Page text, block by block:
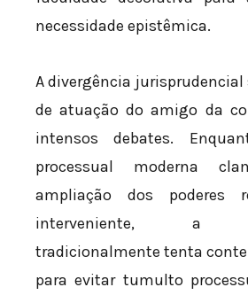
necessidade epistêmica.
A divergência
de atuação do amigo da
intensos debates.
processual moderna
ampliação dos poderes
interveniente, a
tradicionalmente tenta
para evitar tumulto